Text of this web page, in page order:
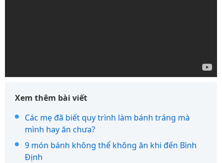
Xem thêm bài viết
Các mẹ đã biết quy trình làm bánh tráng mà
mình hay ăn chưa?
9 món bánh không thể không ăn khi đến Bình
Định